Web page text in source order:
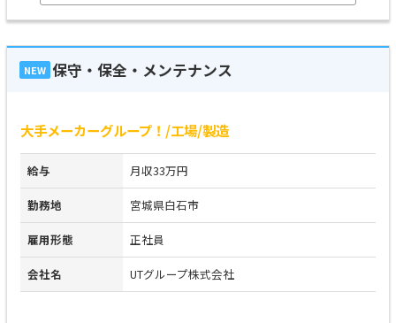
NEW 保守・保全・メンテナンス
大手メーカーグループ！/工場/製造
給与 月収33万円
勤務地 宮城県白石市
雇用形態 正社員
会社名 UTグループ株式会社